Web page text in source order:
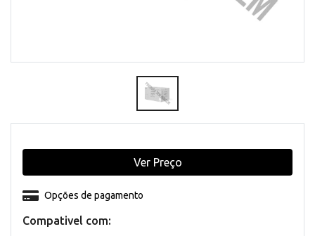
Compativel com:
Opções de pagamento
Ver Preço